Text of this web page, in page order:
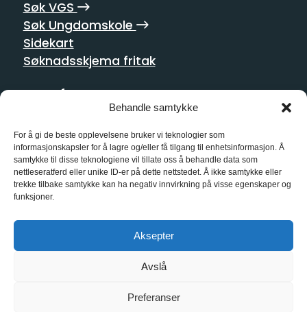
Behandle samtykke
For å gi de beste opplevelsene bruker vi teknologier som
informasjonskapsler for å lagre og/eller få tilgang til enhetsinformasjon. Å
samtykke til disse teknologiene vil tillate oss å behandle data som
nettleseratferd eller unike ID-er på dette nettstedet. Å ikke samtykke eller
trekke tilbake samtykke kan ha negativ innvirkning på visse egenskaper og
funksjoner.
Aksepter
Avslå
Preferanser
Søk VGS
Søk Ungdomskole
Sidekart
Søknadsskjema fritak
Postadresse
0352 Oslo
Kontakt oss
21 55 10 00